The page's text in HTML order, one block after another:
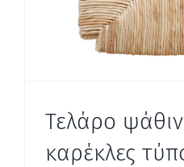
Τελάρο
καρέκλες